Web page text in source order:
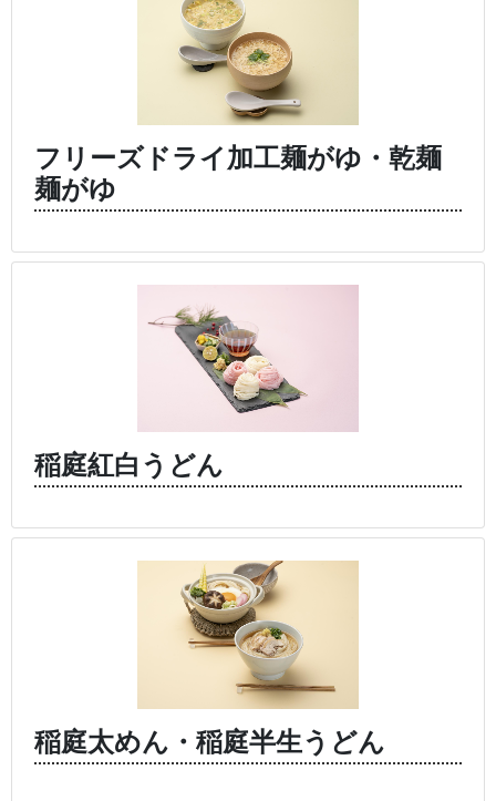
フリーズドライ加工麺がゆ・乾麺
麺がゆ
稲庭紅白うどん
稲庭太めん・稲庭半生うどん